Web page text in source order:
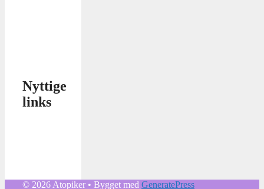
Nyttige
links
© 2026 Atopiker • Bygget med GeneratePress